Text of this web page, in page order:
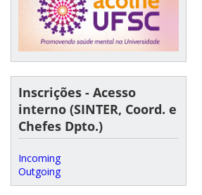
Inscrições - Acesso
interno (SINTER, Coord. e
Chefes Dpto.)
Incoming
Outgoing